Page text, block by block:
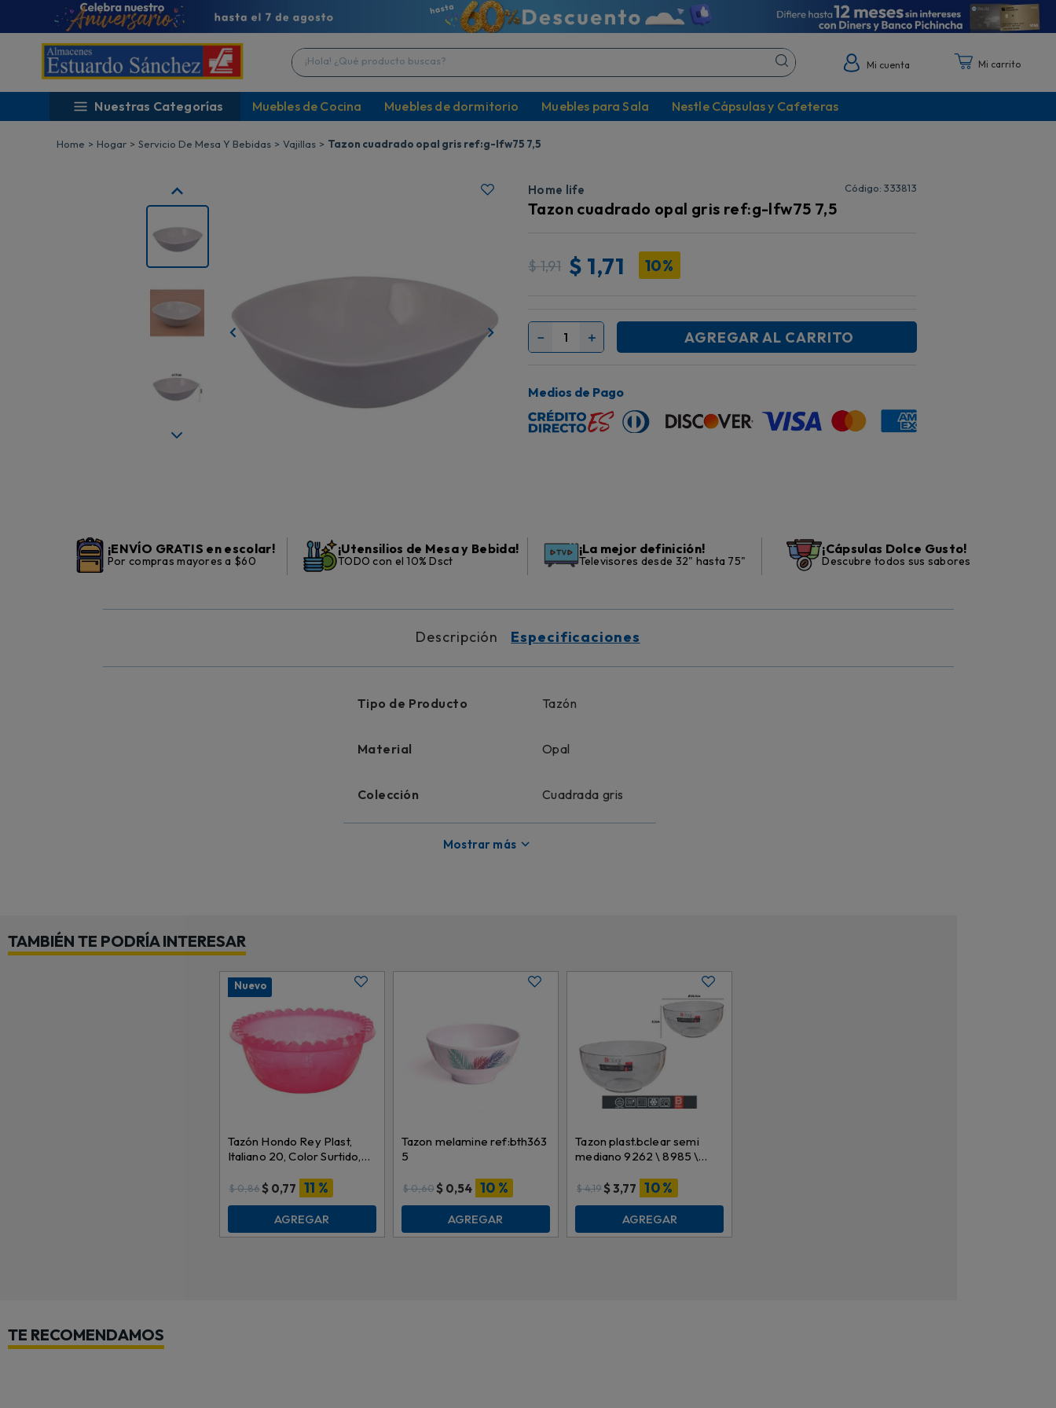
¡Hola! ¿Qué producto buscas?
Mi cuenta
Nuestras Categorías Muebles de Cocina Muebles de dormitorio Muebles para Sala Nestle Cápsulas y Cafeteras
Hogar Servicio De Mesa Y Bebidas Vajillas Tazon cuadrado opal gris ref:g-lfw75 7,5
Home life : 333813
Tazon cuadrado opal gris ref:g-lfw75 7,5
$1,91 $ 1,71 10%
＋
－ AGREGAR AL CARRITO
Medios de Pago
¡ENVÍO GRATIS en escolar!
Por compras mayores a $60
¡Utensilios de Mesa y Bebida!
TODO con el 10% Dsct
¡La mejor definición!
Televisores desde 32" hasta 75"
¡Cápsulas Dolce Gusto!
Descubre todos sus sabores
Descripción Especificaciones
Tipo de Producto Tazón
Material Opal
Colección Cuadrada gris
Mostrar más
TAMBIÉN TE PODRÍA INTERESAR
Nuevo
Tazón Hondo Rey Plast,
Italiano 20, Color Surtido,
$0,86$ 0,77 11 %
AGREGAR
Tazon melamine ref:bth363
5
$0,60$ 0,54 10 %
AGREGAR
Tazon plast.bclear semi
mediano 9262 \ 8985 \
$4,19$3,77 10 %
AGREGAR
TE RECOMENDAMOS